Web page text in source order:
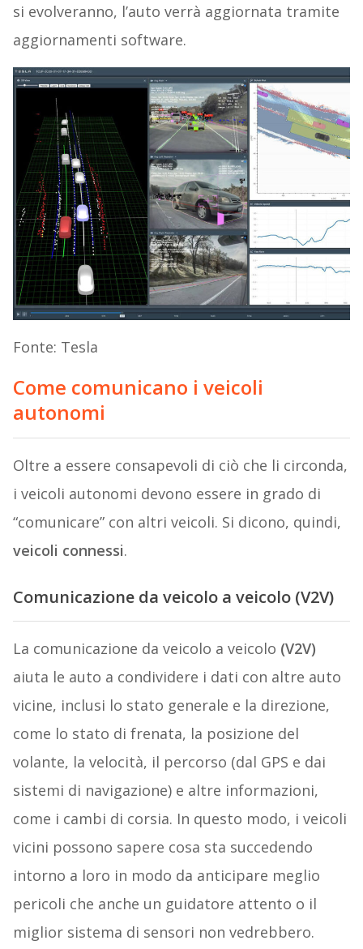
si evolveranno, l’auto verrà aggiornata tramite
aggiornamenti software.
Fonte: Tesla
Come comunicano i veicoli
autonomi
Oltre a essere consapevoli di ciò che li circonda,
i veicoli autonomi devono essere in grado di
“comunicare” con altri veicoli. Si dicono, quindi,
veicoli connessi.
Comunicazione da veicolo a veicolo (V2V)
La comunicazione da veicolo a veicolo (V2V)
aiuta le auto a condividere i dati con altre auto
vicine, inclusi lo stato generale e la direzione,
come lo stato di frenata, la posizione del
volante, la velocità, il percorso (dal GPS e dai
sistemi di navigazione) e altre informazioni,
come i cambi di corsia. In questo modo, i veicoli
vicini possono sapere cosa sta succedendo
intorno a loro in modo da anticipare meglio
pericoli che anche un guidatore attento o il
miglior sistema di sensori non vedrebbero.